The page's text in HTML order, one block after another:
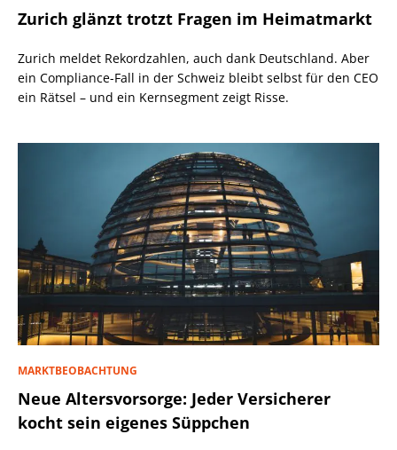
Zurich glänzt trotzt Fragen im Heimatmarkt
Zurich meldet Rekordzahlen, auch dank Deutschland. Aber
ein Compliance-Fall in der Schweiz bleibt selbst für den CEO
ein Rätsel – und ein Kernsegment zeigt Risse.
MARKTBEOBACHTUNG
Neue Altersvorsorge: Jeder Versicherer
kocht sein eigenes Süppchen